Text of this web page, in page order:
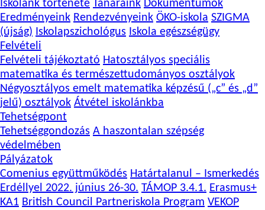
Iskolánk története Tanáraink Dokumentumok
Eredményeink Rendezvényeink ÖKO-iskola SZIGMA
(újság) Iskolapszichológus Iskola egészségügy
Felvételi
Felvételi tájékoztató Hatosztályos speciális
matematika és természettudományos osztályok
Négyosztályos emelt matematika képzésű („c” és „d”
jelű) osztályok Átvétel iskolánkba
Tehetségpont
Tehetséggondozás A haszontalan szépség
védelmében
Pályázatok
Comenius együttműködés Határtalanul – Ismerkedés
Erdéllyel 2022. június 26-30. TÁMOP 3.4.1. Erasmus+
KA1 British Council Partneriskola Program VEKOP